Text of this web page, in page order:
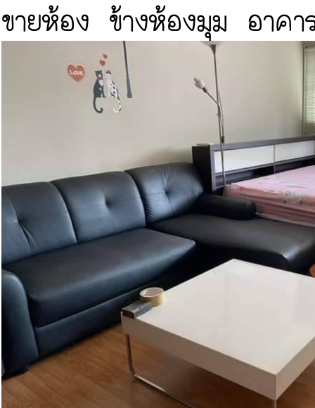
ขายห้อง ข้างห้องมุม อา